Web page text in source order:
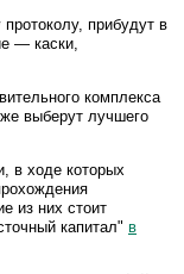
прибудут в
— каски,
комплекса
выберут лучшего
в ходе которых
из них стоит
капитал" в